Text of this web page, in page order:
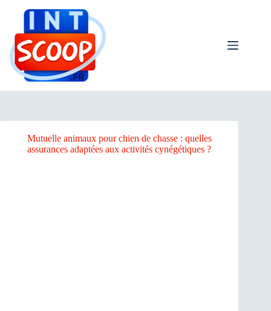
Mutuelle animaux pour chien de chasse : quelles
assurances adaptées aux activités cynégétiques ?